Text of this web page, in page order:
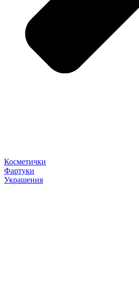
Косметички
Фартуки
Украшения